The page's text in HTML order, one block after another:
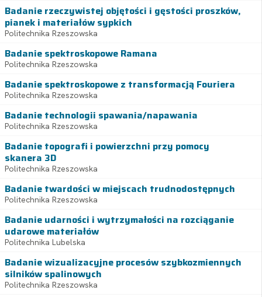
Badanie rzeczywistej objętości i gęstości proszków,
pianek i materiałów sypkich
Politechnika Rzeszowska
Badanie spektroskopowe Ramana
Politechnika Rzeszowska
Badanie spektroskopowe z transformacją Fouriera
Politechnika Rzeszowska
Badanie technologii spawania/napawania
Politechnika Rzeszowska
Badanie topografi i powierzchni przy pomocy
skanera 3D
Politechnika Rzeszowska
Badanie twardości w miejscach trudnodostępnych
Politechnika Rzeszowska
Badanie udarności i wytrzymałości na rozciąganie
udarowe materiałów
Politechnika Lubelska
Badanie wizualizacyjne procesów szybkozmiennych
silników spalinowych
Politechnika Rzeszowska